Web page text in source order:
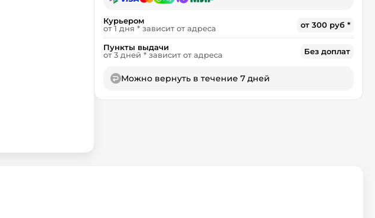
Курьером
от 1 дня * зависит от адреса
от 300 руб *
Пункты выдачи
от 3 дней * зависит от адреса
Без доплат
Можно вернуть в течение 7 дней